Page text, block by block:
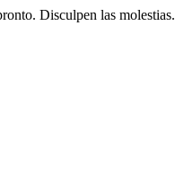
Disculpen las molestias.